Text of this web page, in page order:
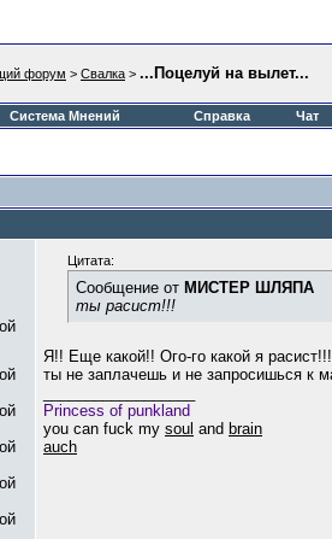
форум > Свалка > ...Поцелуй на вылет...
Система Мнений Справка Чат
Цитата:
Сообщение от МИСТЕР ШЛЯПА
ты расист!!!
Я!! Еще какой!! Ого-го какой я
ты не заплачешь и не запросишься к
Princess of punkland
you can fuck my soul and brain
auch